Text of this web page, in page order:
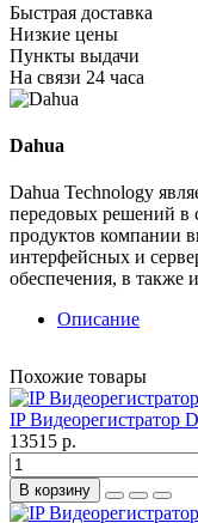
Быстрая доставка
Низкие цены
Пункты выдачи
На связи 24 часа
Dahua
Dahua Technology
передовых решений в
продуктов компании
интерфейсных и
обеспечения, в также
Описание
Похожие товары
IP Видеорегистратор
13515 р.
В корзину